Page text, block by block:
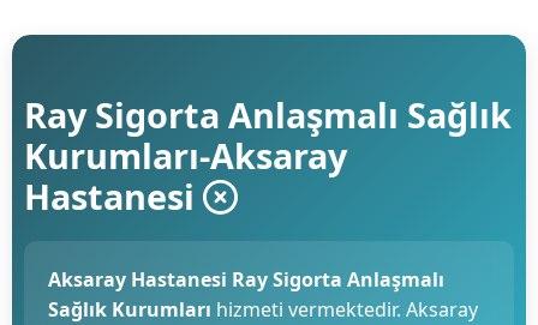
Ray Sigorta Anlaşmalı Sağlık
Kurumları-Aksaray
Hastanesi
Aksaray Hastanesi Ray Sigorta Anlaşmalı
Sağlık Kurumları hizmeti vermektedir. Aksaray